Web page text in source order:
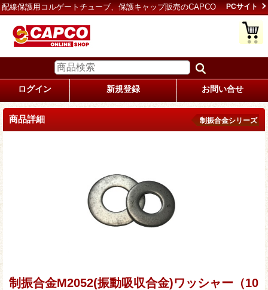
配線保護用コルゲートチューブ、保護キャップ販売のCAPCO PCサイト
ログイン 新規登録 お問い合せ
商品詳細 制振合金シリーズ
制振合金M2052(振動吸収合金)ワッシャー（10